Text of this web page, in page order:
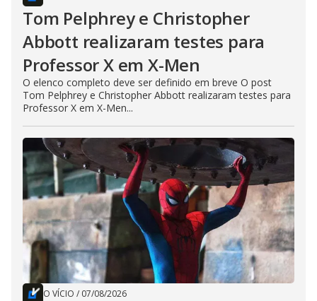
Tom Pelphrey e Christopher
Abbott realizaram testes para
Professor X em X-Men
O elenco completo deve ser definido em breve O post
Tom Pelphrey e Christopher Abbott realizaram testes para
Professor X em X-Men...
O VÍCIO / 07/08/2026